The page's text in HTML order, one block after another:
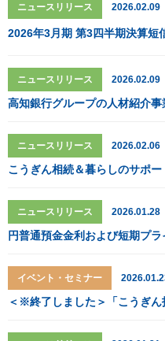
ニュースリリース 2026.02.09
2026年3月期 第3四半期決算短
ニュースリリース 2026.02.09
高知銀行グループの人材紹介
ニュースリリース 2026.02.06
こうぎん相続＆暮らしのサポ
ニュースリリース 2026.01.28
円普通預金金利および短期プ
イベント・セミナー
＜※終了しました＞「こうぎ